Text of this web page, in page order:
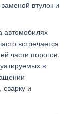
втулок и
автомобилях
встречается
части порогов.
в
и